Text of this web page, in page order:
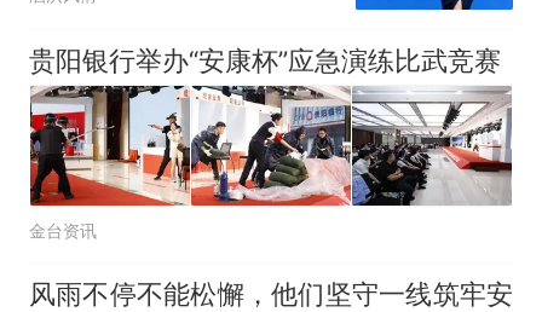
贵阳银行举办“安康杯”应急演练比武竞赛
金台资讯
风雨不停不能松懈，他们坚守一线筑牢安